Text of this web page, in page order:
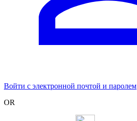
Войти с электронной почтой и паролем
OR